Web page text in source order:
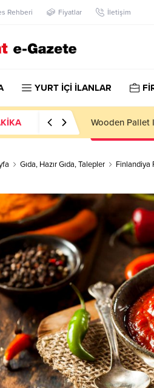
Rehberi Fiyatlar İletişim
YURT İÇİ İLANLAR
Hotel Linen
Gıda, Hazır Gıda,Talepler Finlandiya